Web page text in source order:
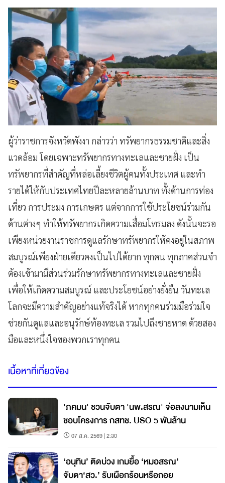
ผู้ว่าราชการจังหวัดพังงา กล่าวว่า ทรัพยากรธรรมชาติและสิ่ง
แวดล้อม โดยเฉพาะทรัพยากรทางทะเลและชายฝั่ง เป็น
ทรัพยากรที่สำคัญที่หล่อเลี้ยงชีวิตผู้คนทั้งประเทศ และทำ
รายได้ให้กับประเทศไทยปีละหลายล้านบาท ทั้งด้านการท่อง
เที่ยว การประมง การเกษตร แต่จากการใช้ประโยชน์ร่วมกัน
ด้านต่างๆ ทำให้ทรัพยากรเกิดความเสื่อมโทรมลง ดังนั้นจะรอ
เพียงหน่วยงานราชการดูแลรักษาทรัพยากรให้คงอยู่ในสภาพ
สมบูรณ์เพียงฝ่ายเดียวคงเป็นไปได้ยาก ทุกคน ทุกภาคส่วนจำ
ต้องเข้ามามีส่วนร่วมรักษาทรัพยากรทางทะเลและชายฝั่ง
เพื่อให้เกิดความสมบูรณ์ และประโยชน์อย่างยั่งยืน วันทะเล
โลกจะมีความสำคัญอย่างแท้จริงได้ หากทุกคนร่วมมือร่วมใจ
ช่วยกันดูแลและอนุรักษ์ท้องทะเล รวมไปถึงชายหาด ด้วยสอง
มือและหนึ่งใจของพวกเราทุกคน
เนื้อหาที่เกี่ยวข้อง
'ภคมน' ชวนจับตา 'นพ.สรณ' จ่อลงนามเห็น
ชอบโครงการ กสทช. USO 5 พันล้าน
07 ส.ค. 2569 | 2:30
‘อนุทิน’ ติดบ่วง เกมยื้อ ‘หมอสรณ’
จับตา‘สว.’ รับเผือกร้อนหรือถอย